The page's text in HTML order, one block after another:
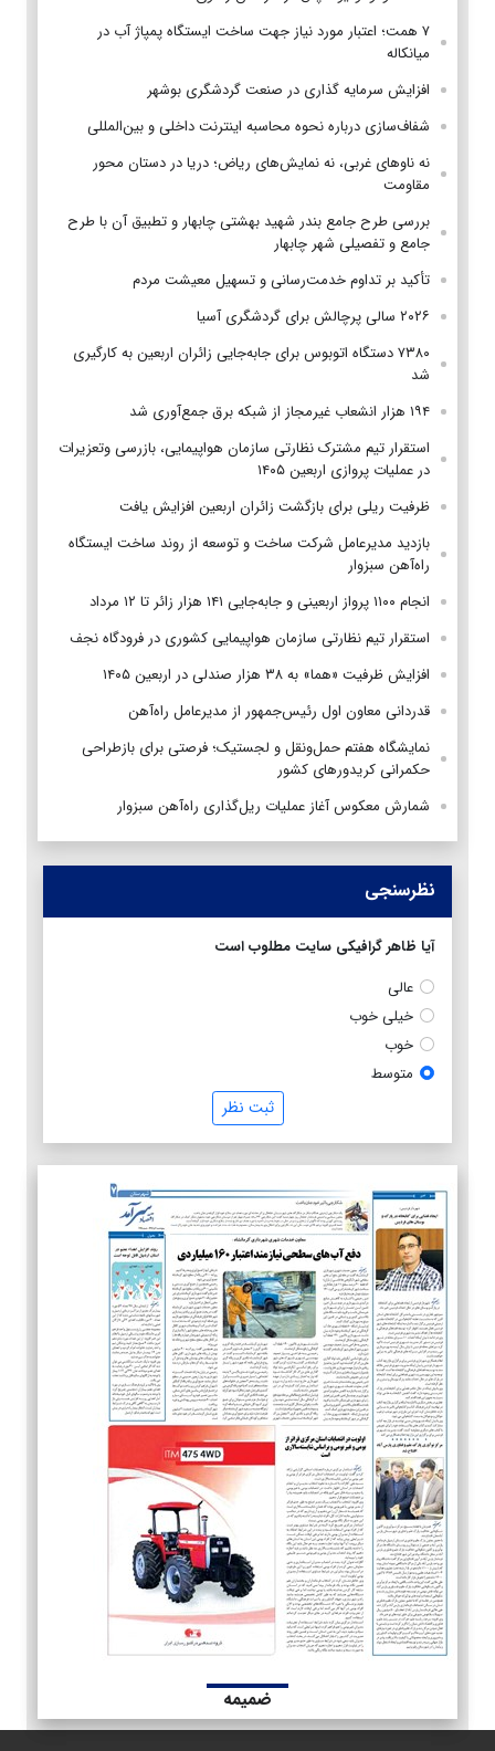
۷ همت؛ اعتبار مورد نیاز جهت ساخت ایستگاه پمپاژ آب در
میانکاله
افزایش سرمایه گذاری در صنعت گردشگری بوشهر
شفاف‌سازی درباره نحوه محاسبه اینترنت داخلی و بین‌المللی
نه ناوهای غربی، نه نمایش‌های ریاض؛ دریا در دستان محور
مقاومت
بررسی طرح جامع بندر شهید بهشتی چابهار و تطبیق آن با طرح
جامع و تفصیلی شهر چابهار
تأکید بر تداوم خدمت‌رسانی و تسهیل معیشت مردم
۲۰۲۶ سالی پرچالش برای گردشگری آسیا
۷۳۸۰ دستگاه اتوبوس برای جابه‌جایی زائران اربعین به‌ کارگیری
شد
۱۹۴ هزار انشعاب غیرمجاز از شبکه برق جمع‌آوری شد
استقرار تیم مشترک نظارتی سازمان هواپیمایی، بازرسی وتعزیرات
در عملیات پروازی اربعین ۱۴۰۵
ظرفیت ریلی برای بازگشت زائران اربعین افزایش یافت
بازدید مدیرعامل شرکت ساخت و توسعه از روند ساخت ایستگاه
راه‌آهن سبزوار
انجام ۱۱۰۰ پرواز اربعینی و جابه‌جایی ۱۴۱ هزار زائر تا ۱۲ مرداد
استقرار تیم‌ نظارتی سازمان هواپیمایی کشوری در فرودگاه نجف
افزایش ظرفیت «هما» به ۳۸ هزار صندلی در اربعین ۱۴۰۵
قدردانی معاون اول رئیس‌جمهور از مدیرعامل راه‌آهن
نمایشگاه هفتم حمل‌ونقل و لجستیک؛ فرصتی برای بازطراحی
حکمرانی کریدورهای کشور
شمارش معکوس آغاز عملیات ریل‌گذاری راه‌آهن سبزوار
نظرسنجی
آیا ظاهر گرافیکی سایت مطلوب است
عالی
خیلی خوب
خوب
متوسط
ثبت نظر
ضمیمه